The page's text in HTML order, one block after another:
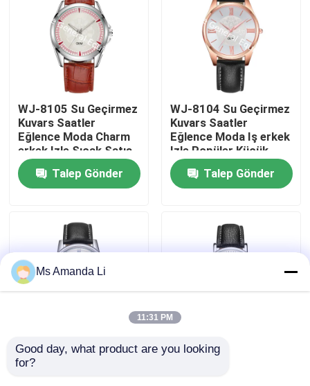
Ürün:% s
Hakkımızda
Fabrika turu
Kalite kontrol
Haberler
Vakalar
WJ-8105 Su Geçirmez
Kuvars Saatler
Eğlence Moda Charm
erkek Izle Sıcak Satış
Küçük ADEDI OEM Izle
Talep Gönder
WJ-8104 Su Geçirmez
Kuvars Saatler
Eğlence Moda Iş erkek
Izle Popüler Küçük
ADEDI OEM Izle
Talep Gönder
WJ-8103 Küçük OEM
Erkekler Saatler İş Su
WJ-8101 Fabrika Son
Ms Amanda Li
11:31 PM
Good day, what product are you looking
for?